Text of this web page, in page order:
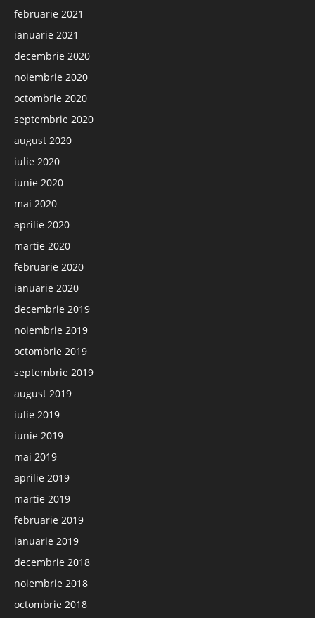
februarie 2021
ianuarie 2021
decembrie 2020
noiembrie 2020
octombrie 2020
septembrie 2020
august 2020
iulie 2020
iunie 2020
mai 2020
aprilie 2020
martie 2020
februarie 2020
ianuarie 2020
decembrie 2019
noiembrie 2019
octombrie 2019
septembrie 2019
august 2019
iulie 2019
iunie 2019
mai 2019
aprilie 2019
martie 2019
februarie 2019
ianuarie 2019
decembrie 2018
noiembrie 2018
octombrie 2018